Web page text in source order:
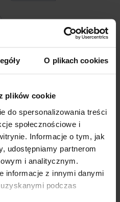
O plikach cookies
plików cookie
do spersonalizowania treści
społecznościowe i
Informacje o tym, jak
udostępniamy partnerom
i analitycznym.
informacje z innymi danymi
podczas